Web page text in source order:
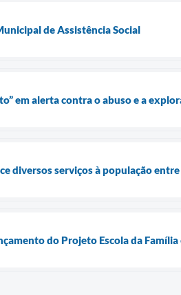
de Assistência Social
em alerta contra o abuso e a
diversos serviços à população entre
do Projeto Escola da